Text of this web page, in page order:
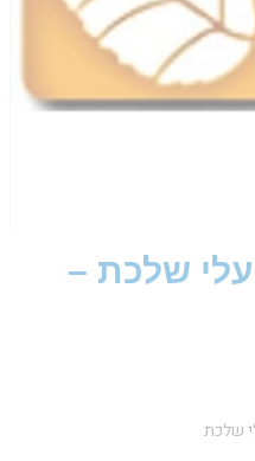
עלי שלכת –
שלכת